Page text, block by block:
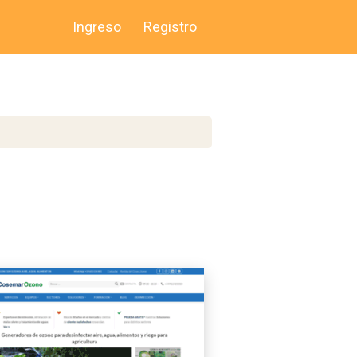
Ingreso Registro